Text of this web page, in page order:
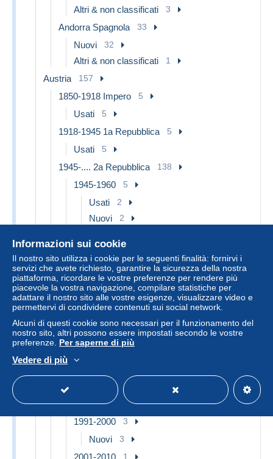
Altri & non classificati 3
Andorra Spagnola 33
Nuovi 32
Altri & non classificati 1
Austria 157
1850-1918 Impero 5
Usati 5
1918-1945 1a Repubblica 5
Usati 5
1945-.... 2a Repubblica 138
1945-1960 5
Usati 2
Nuovi 2
Usati 3
Nuovi 20
Storia Postale 1
1971-1980
Nuovi 72
26
Storia Postale 4
1991-2000 3
Nuovi 3
1
Informazioni sui cookie
Il nostro sito utilizza i cookie per le seguenti finalità: fornirvi i
servizi che avete richiesto, garantire la sicurezza della nostra
piattaforma, ricordare le vostre preferenze per rendere più
piacevole la vostra navigazione, compilare statistiche per
adattare il nostro sito alle vostre esigenze, visualizzare video e
permettervi di condividere contenuti sui social network.
Alcuni di questi cookie sono necessari per il funzionamento del
nostro sito, altri possono essere impostati secondo le vostre
preferenze. Per saperne di più
Vedere di più